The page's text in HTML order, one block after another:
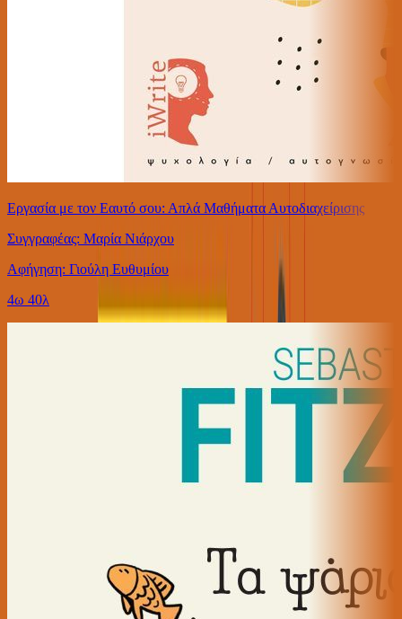
Εργασία με τον Εαυτό σου: Απλά Μαθήματα Αυτοδιαχείρισης
Συγγραφέας: Μαρία Νιάρχου
Αφήγηση: Γιούλη Ευθυμίου
4ω 40λ